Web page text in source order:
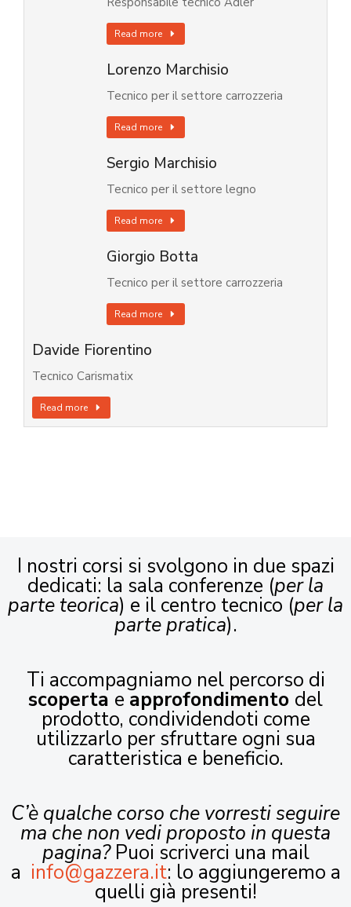
Read more
Lorenzo Marchisio
Tecnico per il settore carrozzeria
Read more
Sergio Marchisio
Tecnico per il settore legno
Read more
Giorgio Botta
Tecnico per il settore carrozzeria
Read more
Davide Fiorentino
Tecnico Carismatix
Read more
I nostri corsi si svolgono in due spazi
dedicati: la sala conferenze (per la
parte teorica) e il centro tecnico (per la
parte pratica).
Ti accompagniamo nel percorso di
scoperta e approfondimento del
prodotto, condividendoti come
utilizzarlo per sfruttare ogni sua
caratteristica e beneficio.
C’è qualche corso che vorresti seguire
ma che non vedi proposto in questa
pagina?Puoi scriverci una mail
a info@gazzera.it: lo aggiungeremo a
quelli già presenti!